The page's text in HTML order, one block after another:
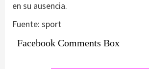
en su ausencia.
Fuente: sport
Facebook Comments Box